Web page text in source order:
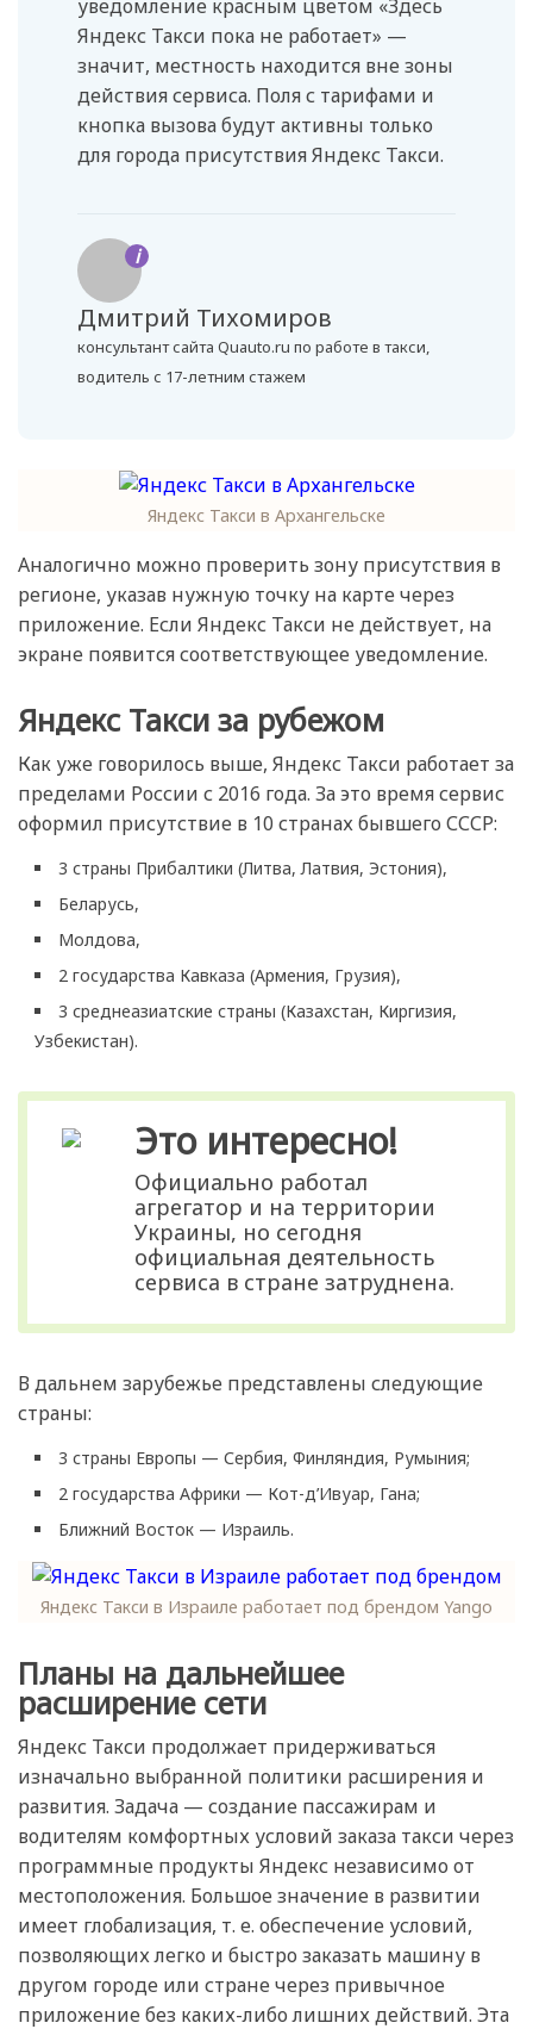
уведомление красным цветом «Здесь
Яндекс Такси пока не работает» —
значит, местность находится вне зоны
действия сервиса. Поля с тарифами и
кнопка вызова будут активны только
для города присутствия Яндекс Такси.
i
Дмитрий Тихомиров
консультант сайта Quauto.ru по работе в такси,
водитель с 17-летним стажем
Яндекс Такси в Архангельске
Аналогично можно проверить зону присутствия в
регионе, указав нужную точку на карте через
приложение. Если Яндекс Такси не действует, на
экране появится соответствующее уведомление.
Яндекс Такси за рубежом
Как уже говорилось выше, Яндекс Такси работает за
пределами России с 2016 года. За это время сервис
оформил присутствие в 10 странах бывшего СССР:
3 страны Прибалтики (Литва, Латвия, Эстония),
Беларусь,
Молдова,
2 государства Кавказа (Армения, Грузия),
3 среднеазиатские страны (Казахстан, Киргизия,
Узбекистан).
Это интересно!
Официально работал
агрегатор и на территории
Украины, но сегодня
официальная деятельность
сервиса в стране затруднена.
В дальнем зарубежье представлены следующие
страны:
3 страны Европы — Сербия, Финляндия, Румыния;
2 государства Африки — Кот-д’Ивуар, Гана;
Ближний Восток — Израиль.
Яндекс Такси в Израиле работает под брендом Yango
Планы на дальнейшее
расширение сети
Яндекс Такси продолжает придерживаться
изначально выбранной политики расширения и
развития. Задача — создание пассажирам и
водителям комфортных условий заказа такси через
программные продукты Яндекс независимо от
местоположения. Большое значение в развитии
имеет глобализация, т. е. обеспечение условий,
позволяющих легко и быстро заказать машину в
другом городе или стране через привычное
приложение без каких-либо лишних действий. Эта